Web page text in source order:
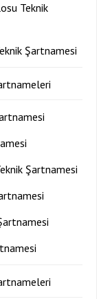
Teknik
Şartnamesi
Şartnamesi